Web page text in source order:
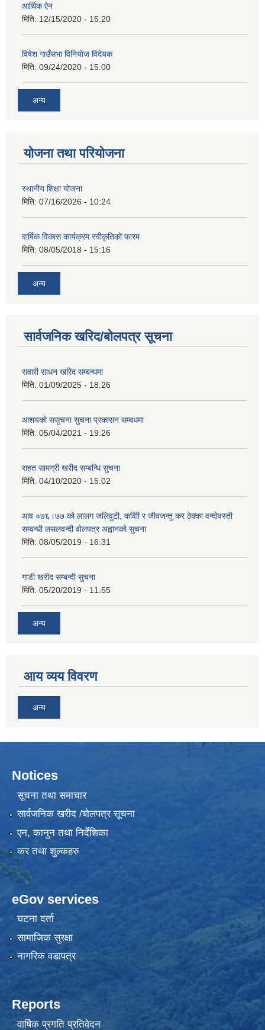
आर्थिक ऐन
मिति: 12/15/2020 - 15:20
विषेश गाउँसभा विनियाेज विदेयक
मिति: 09/24/2020 - 15:00
अन्य
योजना तथा परियोजना
स्थानीय शिक्षा योजना
मिति: 07/16/2026 - 10:24
वार्षिक विकास कार्यक्रम स्वीकृतिको फारम
मिति: 08/05/2018 - 15:16
अन्य
सार्वजनिक खरिद/बोलपत्र सूचना
सवारी साधन खरिद सम्बन्धमा
मिति: 01/09/2025 - 18:26
आशयको ससुचना सुचना प्रकासन सम्बधमा
मिति: 05/04/2021 - 19:26
राहत सामग्री खरीद सम्बन्धि सुचना
मिति: 04/10/2020 - 15:02
आव ०७६।७७ को लालग जलिवुटी, कवािी र जीवजन्तु कर ठेक्का वन्दोवस्ती
सम्वन्धी लसलवन्दी वोलपत्र अह्वानको सुचना
मिति: 08/05/2019 - 16:31
गाडी खरीद सम्बन्दी सुचना
मिति: 05/20/2019 - 11:55
अन्य
आय व्यय विवरण
अन्य
Notices
सूचना तथा समाचार
सार्वजनिक खरीद /बोलपत्र सूचना
एन, कानुन तथा निर्देशिका
कर तथा शुल्कहरु
eGov services
घटना दर्ता
सामाजिक सुरक्षा
नागरिक वडापत्र
Reports
वार्षिक प्रगति प्रतिवेदन